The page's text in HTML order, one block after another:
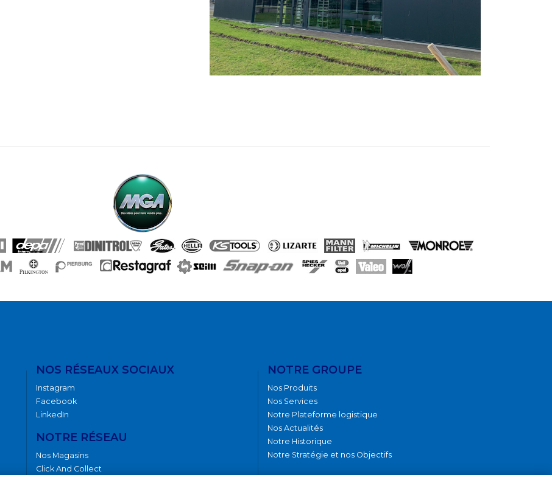
NOS RÉSEAUX SOCIAUX
Instagram
Facebook
LinkedIn
NOTRE RÉSEAU
Nos Magasins
Click And Collect
NOTRE GROUPE
Nos Produits
Nos Services
Notre Plateforme logistique
Nos Actualités
Notre Historique
Notre Stratégie et nos Objectifs